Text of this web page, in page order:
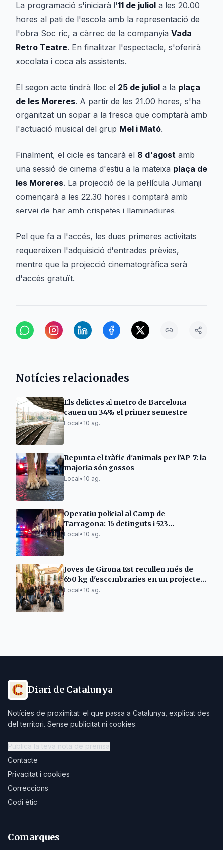
La programació s'iniciarà l'11 de juliol a les 20.00
hores al pati de l'escola amb la representació de
l'obra Soc ric, a càrrec de la companyia Vada
Retro Teatre. En finalitzar l'espectacle, s'oferirà
xocolata i coca als assistents.
El segon acte tindrà lloc el 25 de juliol a la plaça
de les Moreres. A partir de les 21.00 hores, s'ha
organitzat un sopar a la fresca que comptarà amb
l'actuació musical del grup Mel i Mató.
Finalment, el cicle es tancarà el 8 d'agost amb
una sessió de cinema d'estiu a la mateixa plaça de
les Moreres. La projecció de la pel·lícula Jumanji
començarà a les 22.30 hores i comptarà amb
servei de bar amb crispetes i llaminadures.
Pel que fa a l'accés, les dues primeres activitats
requereixen l'adquisició d'entrades prèvies,
mentre que la projecció cinematogràfica serà
d'accés gratuït.
Notícies relacionades
Els delictes al metro de Barcelona
cauen un 34% el primer semestre
Local• 10 ag.
Repunta el tràfic d'animals per l'AP-7: la
majoria són gossos
Local• 10 ag.
Operatiu policial al Camp de
Tarragona: 16 detinguts i 523
identificats
Local• 10 ag.
Joves de Girona Est recullen més de
650 kg d'escombraries en un projecte
comunitari
Local• 10 ag.
Diari de Catalunya
Notícies de proximitat: el que passa a Catalunya, explicat des
del territori. Sense publicitat ni cookies.
Publica la teva nota de premsa
Contacte
Privacitat i cookies
Correccions
Codi ètic
Comarques